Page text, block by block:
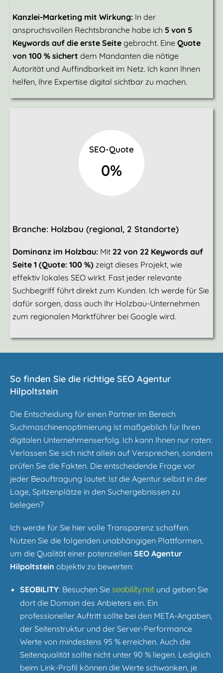
Kanzlei-Marketing mit Wirkung: In der
anspruchsvollen Rechtsbranche habe ich 5 von 5
Keywords auf die erste Seite gebracht. Eine Quote
von 100 % sichert dem Mandanten die nötige
Autorität und Auffindbarkeit im Netz. Ich kann Ihnen
helfen, Ihre Expertise digital sichtbar zu machen.
SEO-Quote
0%
Branche: Holzbau (regional, 2 Standorte)
Dominanz im Holzbau: Mit 22 von 22 Keywords auf
Seite 1 (Quote: 100 %) zeigt dieses Projekt, wie
effektiv lokales SEO wirkt. Fast jeder relevante
Suchbegriff führt direkt zum Kunden. Ich werde für Sie
dafür sorgen, dass auch Ihr Holzbau-Unternehmen
zum regionalen Marktführer bei Google wird.
So finden Sie die richtige SEO Agentur
Hilpoltstein
Die Entscheidung für einen Partner im Bereich
Suchmaschinenoptimierung ist maßgeblich für Ihren
digitalen Unternehmenserfolg. Ich kann Ihnen nur raten:
Verlassen Sie sich nicht allein auf Versprechen, sondern
prüfen Sie die Fakten. Die entscheidende Frage vor
jeder Beauftragung lautet: Ist die Agentur selbst in der
Lage, Spitzenplätze in den Suchergebnissen zu
belegen?
Ich werde für Sie hier volle Transparenz schaffen.
Nutzen Sie die folgenden unabhängigen Plattformen,
um die Qualität einer potenziellen SEO Agentur
Hilpoltstein objektiv zu bewerten:
SEOBILITY: Besuchen Sie seobility.net und geben Sie
dort die Domain des Anbieters ein. Ein
professioneller Auftritt sollte bei den META-Angaben,
der Seitenstruktur und der Server-Performance
Werte von mindestens 95 % erreichen. Auch die
Seitenqualität sollte nicht unter 90 % liegen. Lediglich
beim Link-Profil können die Werte schwanken, je